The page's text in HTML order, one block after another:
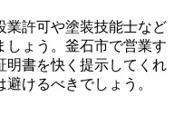
業許可や塗装技能士など
しょう。釜石市で営業す
明書を快く提示してくれ
けるべきでしょう。